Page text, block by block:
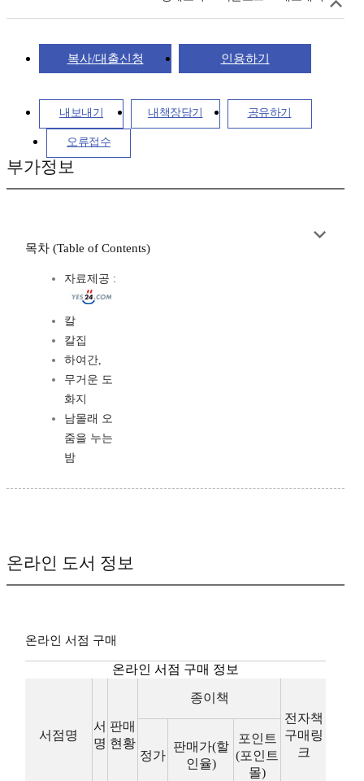
복사/대출신청 인용하기
내보내기 내책장담기 공유하기
오류접수
부가정보
목차 (Table of Contents)
자료제공 :
칼
칼집
하여간,
무거운 도
화지
남몰래 오
줌을 누는
밤
온라인 도서 정보
온라인 서점 구매
온라인 서점 구매 정보
서점명
서
명
판매
현황
종이책
전자책
구매링
크
정가
판매가(할
인율)
포인트
(포인트
몰)